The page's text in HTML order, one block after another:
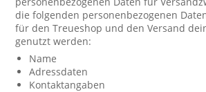
die folgenden personenbezogenen
für den Treueshop und den Versand
genutzt werden:
Name
Adressdaten
Kontaktangaben